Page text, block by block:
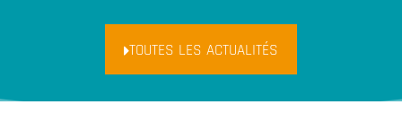
TOUTES LES ACTUALITÉS